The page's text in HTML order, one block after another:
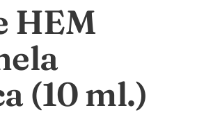
HEM
(10 ml.)